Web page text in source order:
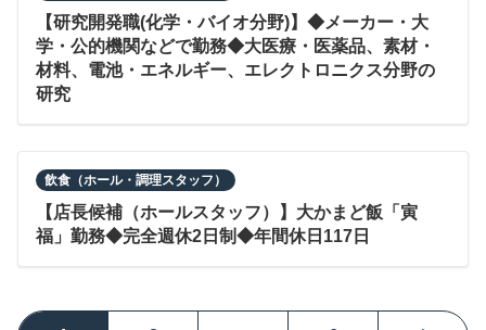
【研究開発職(化学・バイオ分野)】◆メーカー・大
学・公的機関などで勤務◆大医療・医薬品、素材・
材料、電池・エネルギー、エレクトロニクス分野の
研究
飲食（ホール・調理スタッフ）
【店長候補（ホールスタッフ）】大かまど飯「寅
福」勤務◆完全週休2日制◆年間休日117日